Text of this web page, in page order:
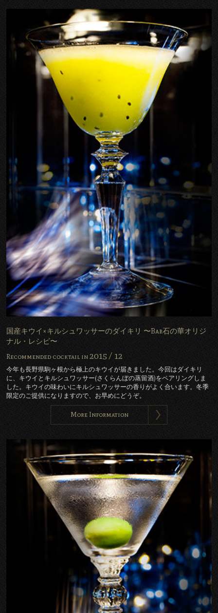
国産キウイ×キルシュワッサーのダイキリ 〜Bar石の華オリジ
ナル・レシピ〜
Recommended cocktail in2015 / 12
今年も長野県駒ヶ根から極上のキウイが届きました。今回はダイキリ
に、キウイとキルシュワッサー(さくらんぼの蒸留酒)をペアリングしま
した。キウイの味わいにキルシュワッサーの香りがよく合います。冬季
限定のご提供になりますので、お早めにどうぞ。
More Information